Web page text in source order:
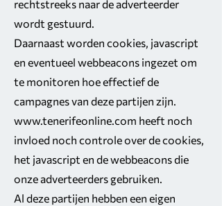
rechtstreeks naar de adverteerder
wordt gestuurd.
Daarnaast worden cookies, javascript
en eventueel webbeacons ingezet om
te monitoren hoe effectief de
campagnes van deze partijen zijn.
www.tenerifeonline.com heeft noch
invloed noch controle over de cookies,
het javascript en de webbeacons die
onze adverteerders gebruiken.
Al deze partijen hebben een eigen